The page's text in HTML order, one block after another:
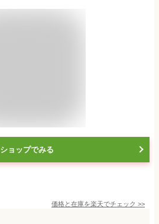
ショップでみる
価格と在庫を楽天でチェック >>